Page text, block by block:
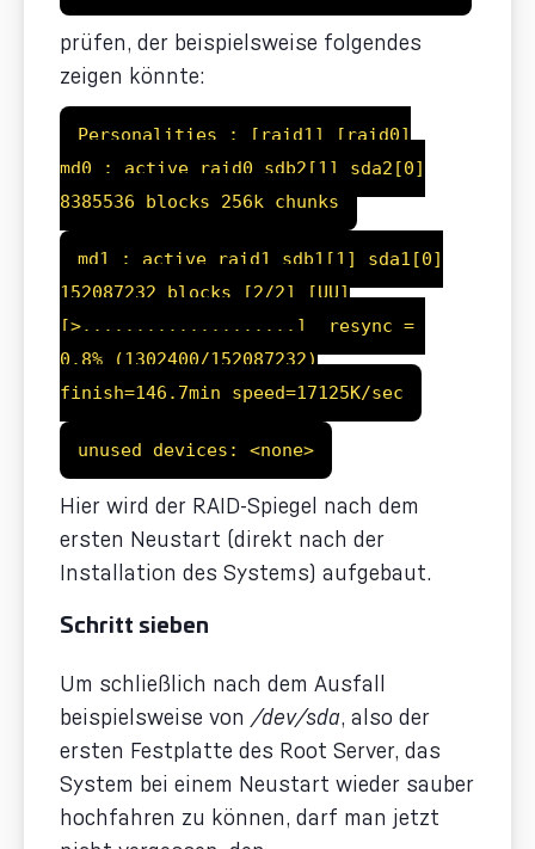
prüfen, der beispielsweise folgendes
zeigen könnte:
Personalities : [raid1] [raid0]
md0 : active raid0 sdb2[1] sda2[0]
8385536 blocks 256k chunks
md1 : active raid1 sdb1[1] sda1[0]
152087232 blocks [2/2] [UU]
[>....................] resync =
0.8% (1302400/152087232)
finish=146.7min speed=17125K/sec
unused devices: <none>
Hier wird der RAID-Spiegel nach dem
ersten Neustart (direkt nach der
Installation des Systems) aufgebaut.
Schritt sieben
Um schließlich nach dem Ausfall
beispielsweise von /dev/sda, also der
ersten Festplatte des Root Server, das
System bei einem Neustart wieder sauber
hochfahren zu können, darf man jetzt